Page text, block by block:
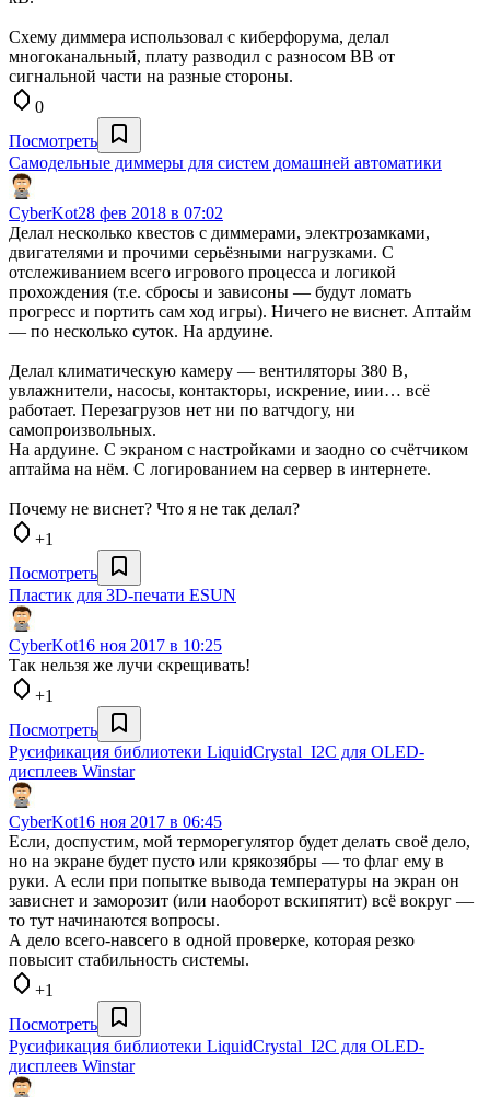
Схему диммера использовал с киберфорума, делал
многоканальный, плату разводил с разносом ВВ от
сигнальной части на разные стороны.
0
Посмотреть
Самодельные диммеры для систем домашней автоматики
CyberKot28 фев 2018 в 07:02
Делал несколько квестов с диммерами, электрозамками,
двигателями и прочими серьёзными нагрузками. С
отслеживанием всего игрового процесса и логикой
прохождения (т.е. сбросы и зависоны — будут ломать
прогресс и портить сам ход игры). Ничего не виснет. Аптайм
— по несколько суток. На ардуине.
Делал климатическую камеру — вентиляторы 380 В,
увлажнители, насосы, контакторы, искрение, иии… всё
работает. Перезагрузов нет ни по ватчдогу, ни
самопроизвольных.
На ардуине. С экраном с настройками и заодно со счётчиком
аптайма на нём. С логированием на сервер в интернете.
Почему не виснет? Что я не так делал?
+1
Посмотреть
Пластик для 3D-печати ESUN
CyberKot16 ноя 2017 в 10:25
Так нельзя же лучи скрещивать!
+1
Посмотреть
Русификация библиотеки LiquidCrystal_I2C для OLED-
дисплеев Winstar
CyberKot16 ноя 2017 в 06:45
Если, доспустим, мой терморегулятор будет делать своё дело,
но на экране будет пусто или крякозябры — то флаг ему в
руки. А если при попытке вывода температуры на экран он
зависнет и заморозит (или наоборот вскипятит) всё вокруг —
то тут начинаются вопросы.
А дело всего-навсего в одной проверке, которая резко
повысит стабильность системы.
+1
Посмотреть
Русификация библиотеки LiquidCrystal_I2C для OLED-
дисплеев Winstar